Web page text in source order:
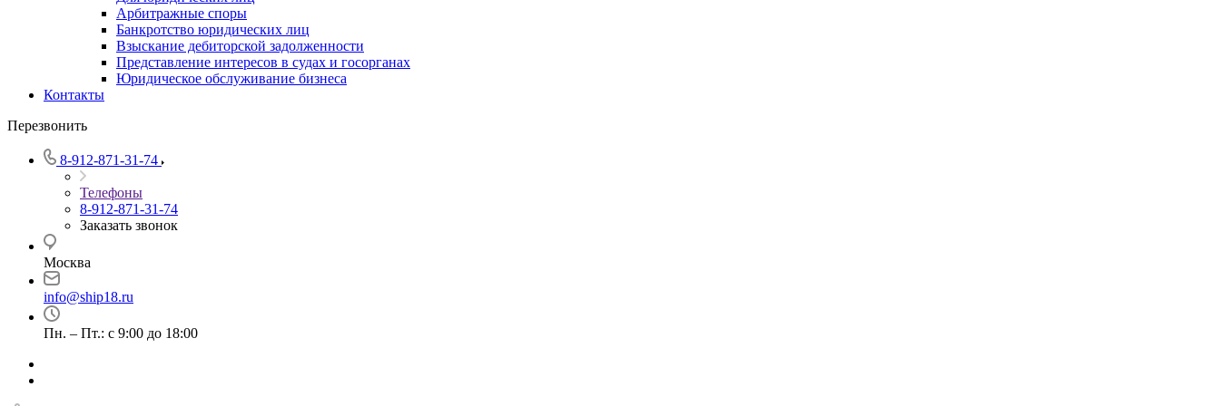
Арбитражные споры
Банкротство юридических лиц
Взыскание дебиторской задолженности
Представление интересов в судах и госорганах
Юридическое обслуживание бизнеса
Контакты
Перезвонить
8-912-871-31-74
Телефоны
8-912-871-31-74
Заказать звонок
Москва
info@ship18.ru
Пн. – Пт.: с 9:00 до 18:00